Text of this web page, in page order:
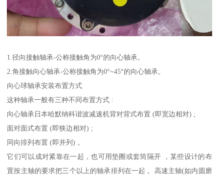
1.径向接触轴承-公称接触角为0°的向心轴承。
2.角接触向心轴承-公称接触角为0°~45°的向心轴承。
向心球轴承安装布置方式
这种轴承一般有三种不同布置方式 :
向心轴承日本哈默纳科谐波减速机背对背式布置 (即宽边相对) ;
面对面式布置 (即狭边相对) ;
同向排列布置 (即并列) 。
它们可以成对紧靠在一起，也可用垫圈或套筒隔开 ，某些设计的布
置按主轴的要求把三个以上的轴承排列在一起 。高速主轴(如内圆磨